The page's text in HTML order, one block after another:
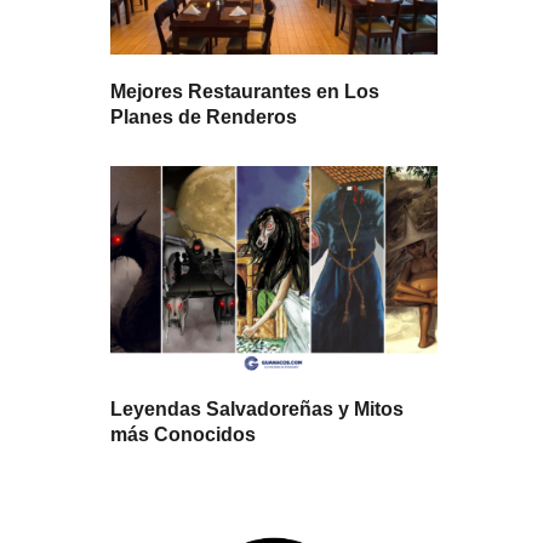
Mejores Restaurantes en Los
Planes de Renderos
Leyendas Salvadoreñas y Mitos
más Conocidos